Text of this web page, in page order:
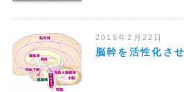
2016年2月22日
脳幹を活性化さ